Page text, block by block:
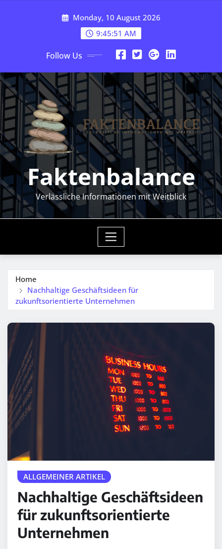
Monday, 10 August 2026
9:45:51 AM
Follow Us
Faktenbalance
Verlässliche Informationen mit Weitblick
Home
Nachhaltige Geschäftsideen für
zukunftsorientierte Unternehmen
ALLGEMEINER ARTIKEL
Nachhaltige Geschäftsideen
für zukunftsorientierte
Unternehmen